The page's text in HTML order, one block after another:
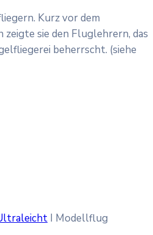
Kurz vor dem
zeigte sie den Fluglehrern, das
beherrscht. (siehe
I Modellflug